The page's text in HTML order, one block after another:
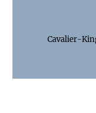
Cavalier-